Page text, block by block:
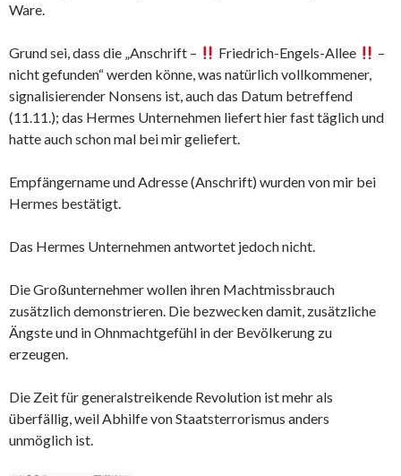
Ware.
Grund sei, dass die „Anschrift – Friedrich-Engels-Allee
–
nicht gefunden“ werden könne, was natürlich vollkommener,
signalisierender Nonsens ist, auch das Datum betreffend
(11.11.); das Hermes Unternehmen liefert hier fast täglich und
hatte auch schon mal bei mir geliefert.
Empfängername und Adresse (Anschrift) wurden von mir bei
Hermes bestätigt.
Das Hermes Unternehmen antwortet jedoch nicht.
Die Großunternehmer wollen ihren Machtmissbrauch
zusätzlich demonstrieren. Die bezwecken damit, zusätzliche
Ängste und in Ohnmachtgefühl in der Bevölkerung zu
erzeugen.
Die Zeit für generalstreikende Revolution ist mehr als
überfällig, weil Abhilfe von Staatsterrorismus anders
unmöglich ist.